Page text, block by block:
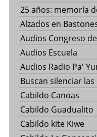
25 años: memoría
Alzados en
Audios Congreso
Audios Escuela
Audios Radio Pa'
Buscan silenciar
Cabildo Canoas
Cabildo Guadualito
Cabildo kite Kiwe